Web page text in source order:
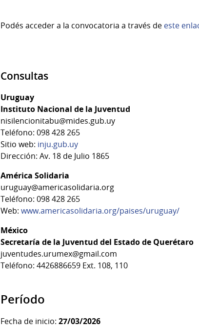
Podés acceder a la convocatoria a través de este
Consultas
Uruguay
Instituto Nacional de la Juventud
nisilencionitabu@mides.gub.uy
Teléfono: 098 428 265
Sitio web: inju.gub.uy
Dirección: Av. 18 de Julio 1865
América Solidaria
uruguay@americasolidaria.org
Teléfono: 098 428 265
Web: www.americasolidaria.org/paises/uruguay/
México
Secretaría de la Juventud del Estado de Querétaro
juventudes.urumex@gmail.com
Teléfono: 4426886659 Ext. 108, 110
Período
Fecha de inicio: 27/03/2026